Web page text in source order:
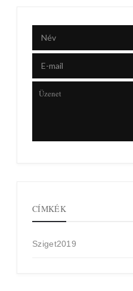
CÍMKÉK
Sziget2019